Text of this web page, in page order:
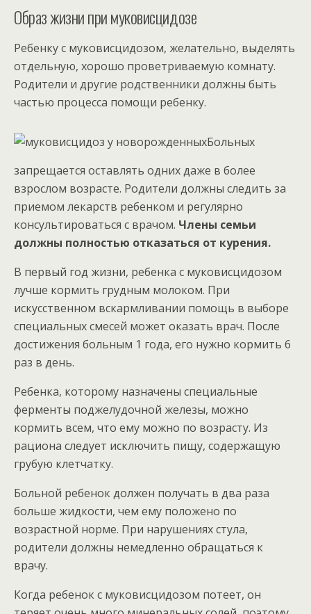
Образ жизни при муковисцидозе
Ребенку с муковисцидозом, желательно, выделять
отдельную, хорошо проветриваемую комнату.
Родители и другие родственники должны быть
частью процесса помощи ребенку.
Больных
запрещается оставлять одних даже в более
взрослом возрасте. Родители должны следить за
приемом лекарств ребенком и регулярно
консультироваться с врачом. Члены семьи
должны полностью отказаться от курения.
В первый год жизни, ребенка с муковисцидозом
лучше кормить грудным молоком. При
искусственном вскармливании помощь в выборе
специальных смесей может оказать врач. После
достижения больным 1 года, его нужно кормить 6
раз в день.
Ребенка, которому назначены специальные
ферменты поджелудочной железы, можно
кормить всем, что ему можно по возрасту. Из
рациона следует исключить пищу, содержащую
грубую клетчатку.
Больной ребенок должен получать в два раза
больше жидкости, чем ему положено по
возрастной норме. При нарушениях стула,
родители должны немедленно обращаться к
врачу.
Когда ребенок с муковисцидозом потеет, он